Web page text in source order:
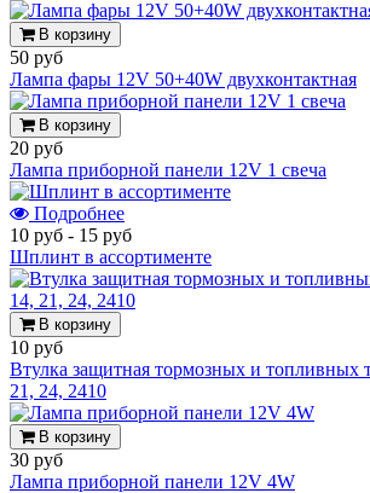
В корзину
50 руб
Лампа фары 12V 50+40W двухконтактная
В корзину
20 руб
Лампа приборной панели 12V 1 свеча
Подробнее
10 руб - 15 руб
Шплинт в ассортименте
В корзину
10 руб
Втулка защитная тормозных и топливных
21, 24, 2410
В корзину
30 руб
Лампа приборной панели 12V 4W